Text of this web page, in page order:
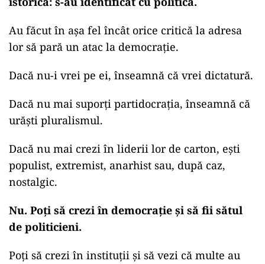
Au făcut în așa fel încât orice critică la adresa
lor să pară un atac la democrație.
Dacă nu-i vrei pe ei, înseamnă că vrei dictatură.
Dacă nu mai suporți partidocrația, înseamnă că
urăști pluralismul.
Dacă nu mai crezi în liderii lor de carton, ești
populist, extremist, anarhist sau, după caz,
nostalgic.
Nu. Poți să crezi în democrație și să fii sătul
de politicieni.
Poți să crezi în instituții și să vezi că multe au